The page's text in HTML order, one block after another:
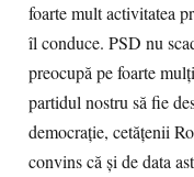
foarte mult activitatea
îl conduce. PSD nu
preocupă pe foarte
partidul nostru să fie
democraţie, cetăţenii
convins că şi de data